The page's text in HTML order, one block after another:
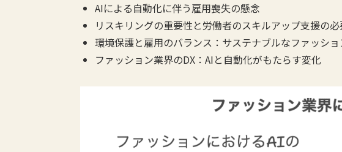
AIによる自動化に伴う雇用喪失の懸念
リスキリングの重要性と労働者のスキルアップ支援の
環境保護と雇用のバランス：サステナブルなファッシ
ファッション業界のDX：AIと自動化がもたらす変化